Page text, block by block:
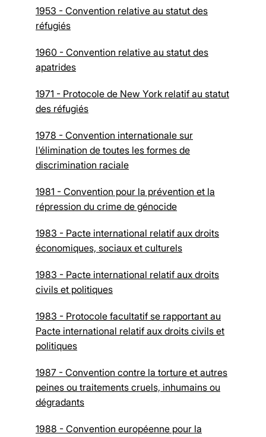
1953 - Convention relative au statut des
réfugiés
1960 - Convention relative au statut des
apatrides
1971 - Protocole de New York relatif au statut
des réfugiés
1978 - Convention internationale sur
l'élimination de toutes les formes de
discrimination raciale
1981 - Convention pour la prévention et la
répression du crime de génocide
1983 - Pacte international relatif aux droits
économiques, sociaux et culturels
1983 - Pacte international relatif aux droits
civils et politiques
1983 - Protocole facultatif se rapportant au
Pacte international relatif aux droits civils et
politiques
1987 - Convention contre la torture et autres
peines ou traitements cruels, inhumains ou
dégradants
1988 - Convention européenne pour la